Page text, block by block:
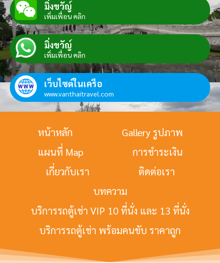
มิ่งขวัญ์
เพิ่มเพื่อน คลิก
มิ่งขวัญ์
เพิ่มเพื่อน คลิก
เว็บไซต์ในเครือ
www.vanthaitravel.com
หน้าหลัก
Gallery รูปภาพ
แผนที่ Map
การชำระเงิน
เกี่ยวกับเรา
ติดต่อเรา
บทความ
บริการรถตู้เช่า VIP 10 ที่นั่ง และ 13 ที่นั่ง
บริการรถตู้เช่า พร้อมคนขับ ราคาถูก